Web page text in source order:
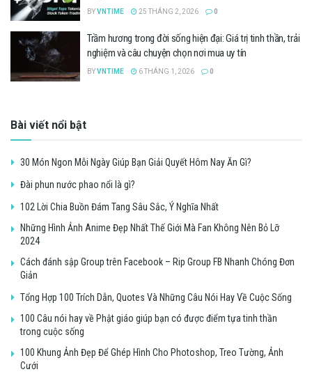
BYVNTIME 25 THÁNG 2, 2026 0
Trầm hương trong đời sống hiện đại: Giá trị tinh thần, trải
nghiệm và câu chuyện chọn nơi mua uy tín
BYVNTIME 6 THÁNG 1, 2026 0
Bài viết nổi bật
30 Món Ngon Mỗi Ngày Giúp Bạn Giải Quyết Hôm Nay Ăn Gì?
Đài phun nước phao nổi là gì?
102 Lời Chia Buồn Đám Tang Sâu Sắc, Ý Nghĩa Nhất
Những Hình Ảnh Anime Đẹp Nhất Thế Giới Mà Fan Không Nên Bỏ Lỡ
2024
Cách đánh sập Group trên Facebook – Rip Group FB Nhanh Chóng Đơn
Giản
Tổng Hợp 100 Trích Dẫn, Quotes Và Những Câu Nói Hay Về Cuộc Sống
100 Câu nói hay về Phật giáo giúp bạn có được điểm tựa tinh thần
trong cuộc sống
100 Khung Ảnh Đẹp Để Ghép Hình Cho Photoshop, Treo Tường, Ảnh
Cưới